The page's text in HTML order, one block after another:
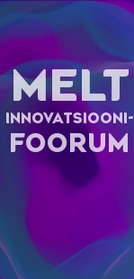
MELT
INNOVATSIOONI-
FOORUM